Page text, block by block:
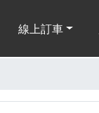
線上訂車